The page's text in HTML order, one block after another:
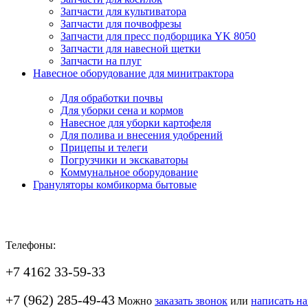
Запчасти для культиватора
Запчасти для почвофрезы
Запчасти для пресс подборщика YK 8050
Запчасти для навесной щетки
Запчасти на плуг
Навесное оборудование для минитрактора
Для обработки почвы
Для уборки сена и кормов
Навесное для уборки картофеля
Для полива и внесения удобрений
Прицепы и телеги
Погрузчики и экскаваторы
Коммунальное оборудование
Грануляторы комбикорма бытовые
Телефоны:
+7 4162 33-59-33
+7 (962) 285-49-43 Можно заказать звонок или написать